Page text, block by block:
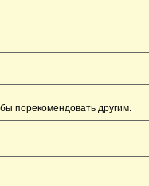
порекомендовать другим.